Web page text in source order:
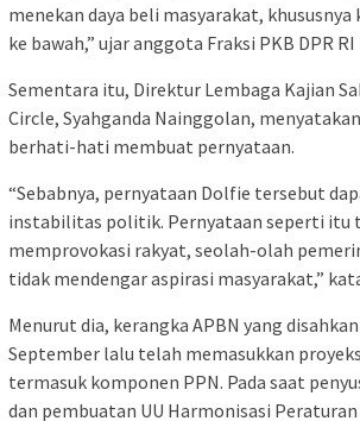
menekan daya beli masyarakat,
ke bawah,” ujar anggota Fraksi PKB DPR RI
Sementara itu, Direktur Lembaga Kajian
Circle, Syahganda Nainggolan,
berhati-hati membuat pernyataan.
“Sebabnya, pernyataan Dolfie tersebut
instabilitas politik. Pernyataan seperti itu
memprovokasi rakyat, seolah-olah
tidak mendengar aspirasi masyarakat,”
Menurut dia, kerangka APBN yang
September lalu telah memasukkan
termasuk komponen PPN. Pada saat
dan pembuatan UU Harmonisasi